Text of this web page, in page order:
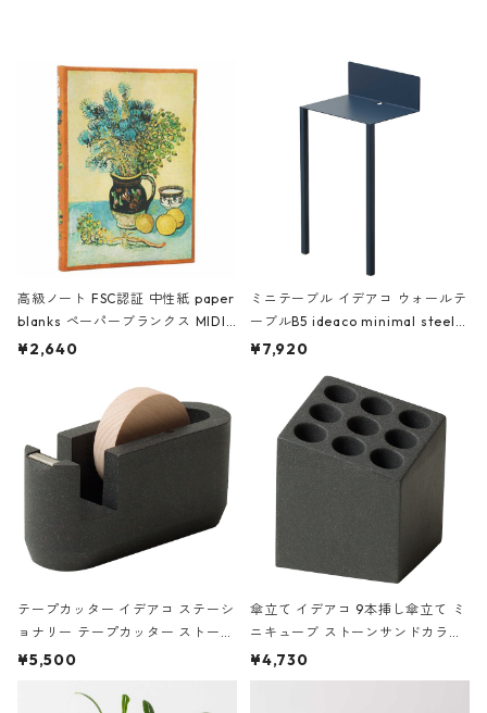
高級ノート FSC認証 中性紙 paper
blanks ペーパーブランクス MIDI
ハードカバー 罫線 ヴァン・ゴッホ
¥2,640
ミニテーブル イデアコ ウォールテ
ーブルB5 ideaco minimal steel f
urniture WALL Table B5 ネイビー
¥7,920
テープカッター イデアコ ステーシ
ョナリー テープカッター ストーン
サンドカラー 石調 ideaco Station
¥5,500
傘立て イデアコ 9本挿し傘立て ミ
ニキューブ ストーンサンドカラー
石調 ideaco Umbrella Stand CUB
E ストーンサンドブラック
¥4,730